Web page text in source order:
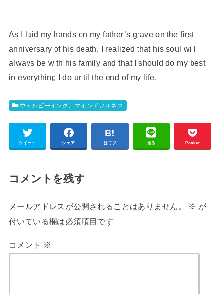
As I laid my hands on my father’s grave on the first
anniversary of his death, I realized that his soul will
always be with his family and that I should do my best
in everything I do until the end of my life.
ウェルビーイング、マインドフルネス
ツイート シェア はてブ 送る Pocket
コメントを残す
メールアドレスが公開されることはありません。 ※ が
付いている欄は必須項目です
コメント ※